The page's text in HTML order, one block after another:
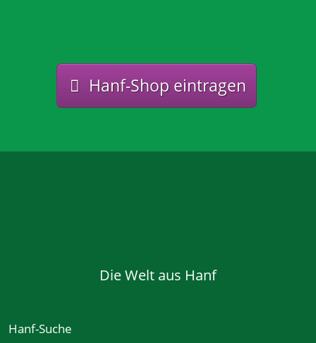
Hanf-Shop eintragen
Die Welt aus Hanf
Hanf-Suche